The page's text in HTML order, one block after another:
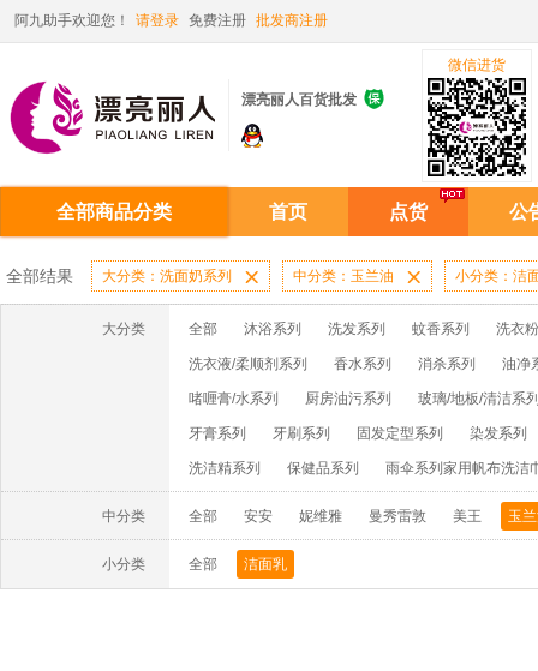
阿九助手欢迎您！ 请登录 免费注册 批发商注册
漂亮丽人百货批发 
微信进货
全部商品分类 首页 点货 公
全部结果 大分类：洗面奶系列  中分类：玉兰油  小分类：洁
大分类 全部 沐浴系列 洗发系列 蚊香系列 洗衣
洗衣液/柔顺剂系列 香水系列 消杀系列 油净
啫喱膏/水系列 厨房油污系列 玻璃/地板/清洁系
牙膏系列 牙刷系列 固发定型系列 染发系列
洗洁精系列 保健品系列 雨伞系列家用帆布洗洁
中分类 全部 安安 妮维雅 曼秀雷敦 美王 玉
小分类 全部 洁面乳